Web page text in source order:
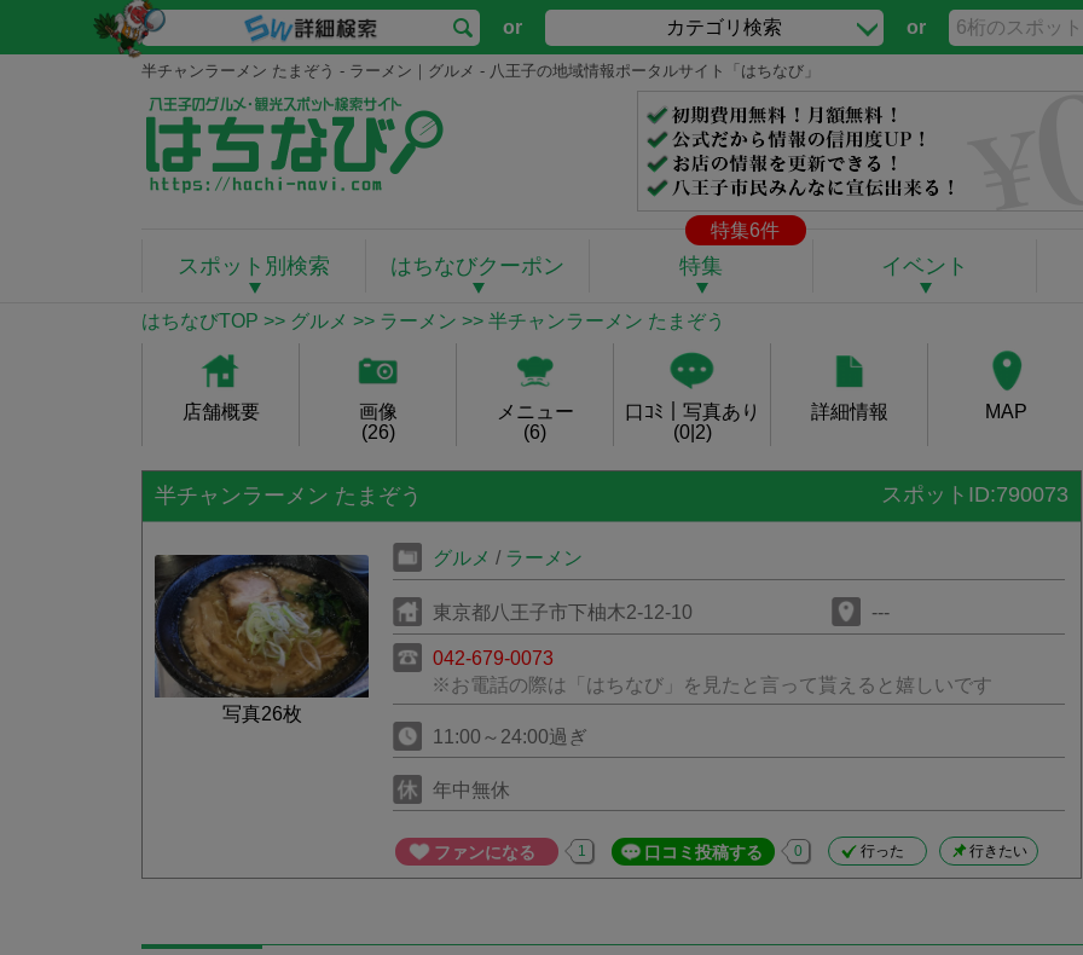
or カテゴリ検索 or
半チャンラーメン たまぞう - ラーメン｜グルメ - 八王子の地域情報ポータルサイト「はちなび」
特集6件
スポット別検索 はちなびクーポン 特集 イベント
はちなびTOP >> グルメ >> ラーメン >> 半チャンラーメン たまぞう
店舗概要
画像
(26)
メニュー
(6)
口ｺﾐ｜写真あり
(0|2)
詳細情報 MAP
半チャンラーメン たまぞう スポットID:790073
写真26枚
グルメ / ラーメン
東京都八王子市下柚木2-12-10 ---
042-679-0073
※お電話の際は「はちなび」を見たと言って貰えると嬉しいです
11:00～24:00過ぎ
年中無休
ファンになる 1 口コミ投稿する 0 行った 行きたい